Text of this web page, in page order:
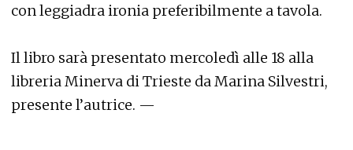
con leggiadra ironia preferibilmente a tavola.
Il libro sarà presentato mercoledì alle 18 alla
libreria Minerva di Trieste da Marina Silvestri,
presente l’autrice. —